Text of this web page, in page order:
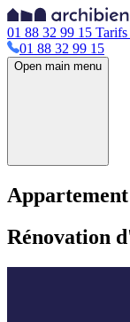
01 88 32 99 15 Tarifs
01 88 32 99 15
Open main menu
Rénovation